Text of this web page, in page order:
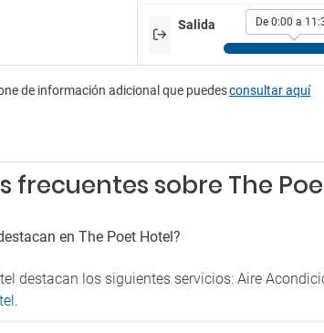
Parking
Parking cercano
Admite mascotas
Salida De 0:00 a
de información adicional que puedesconsultar aquí
frecuentes sobre The
en The Poet Hotel?
destacan los siguientes servicios: Aire
.